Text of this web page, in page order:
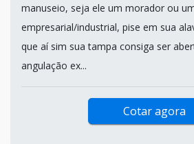
manuseio, seja ele um morador ou
empresarial/industrial, pise em sua
que aí sim sua tampa consiga ser
angulação ex...
Cotar agora